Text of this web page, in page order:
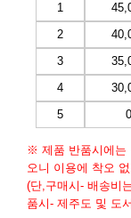
1
2
3
4
5
※ 제품 반품시에는
오니 이용에 착오
(단,구매시- 배송비
품시- 제주도 및 도